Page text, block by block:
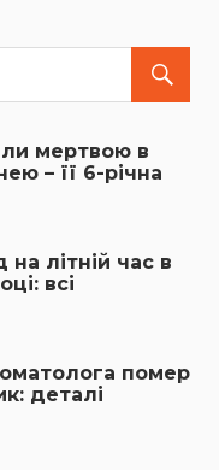
мертвою в
– її 6-річна
літній час в
всі
помер
деталі